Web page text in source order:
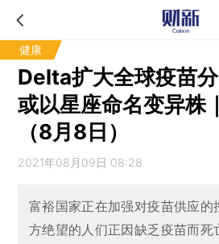
健康
Delta扩大全球疫苗
或以星座命名变异株
（8月8日）
2021年08月09日 08:28
富裕国家正在加强对疫苗供应的
方绝望的人们正因缺乏疫苗而死